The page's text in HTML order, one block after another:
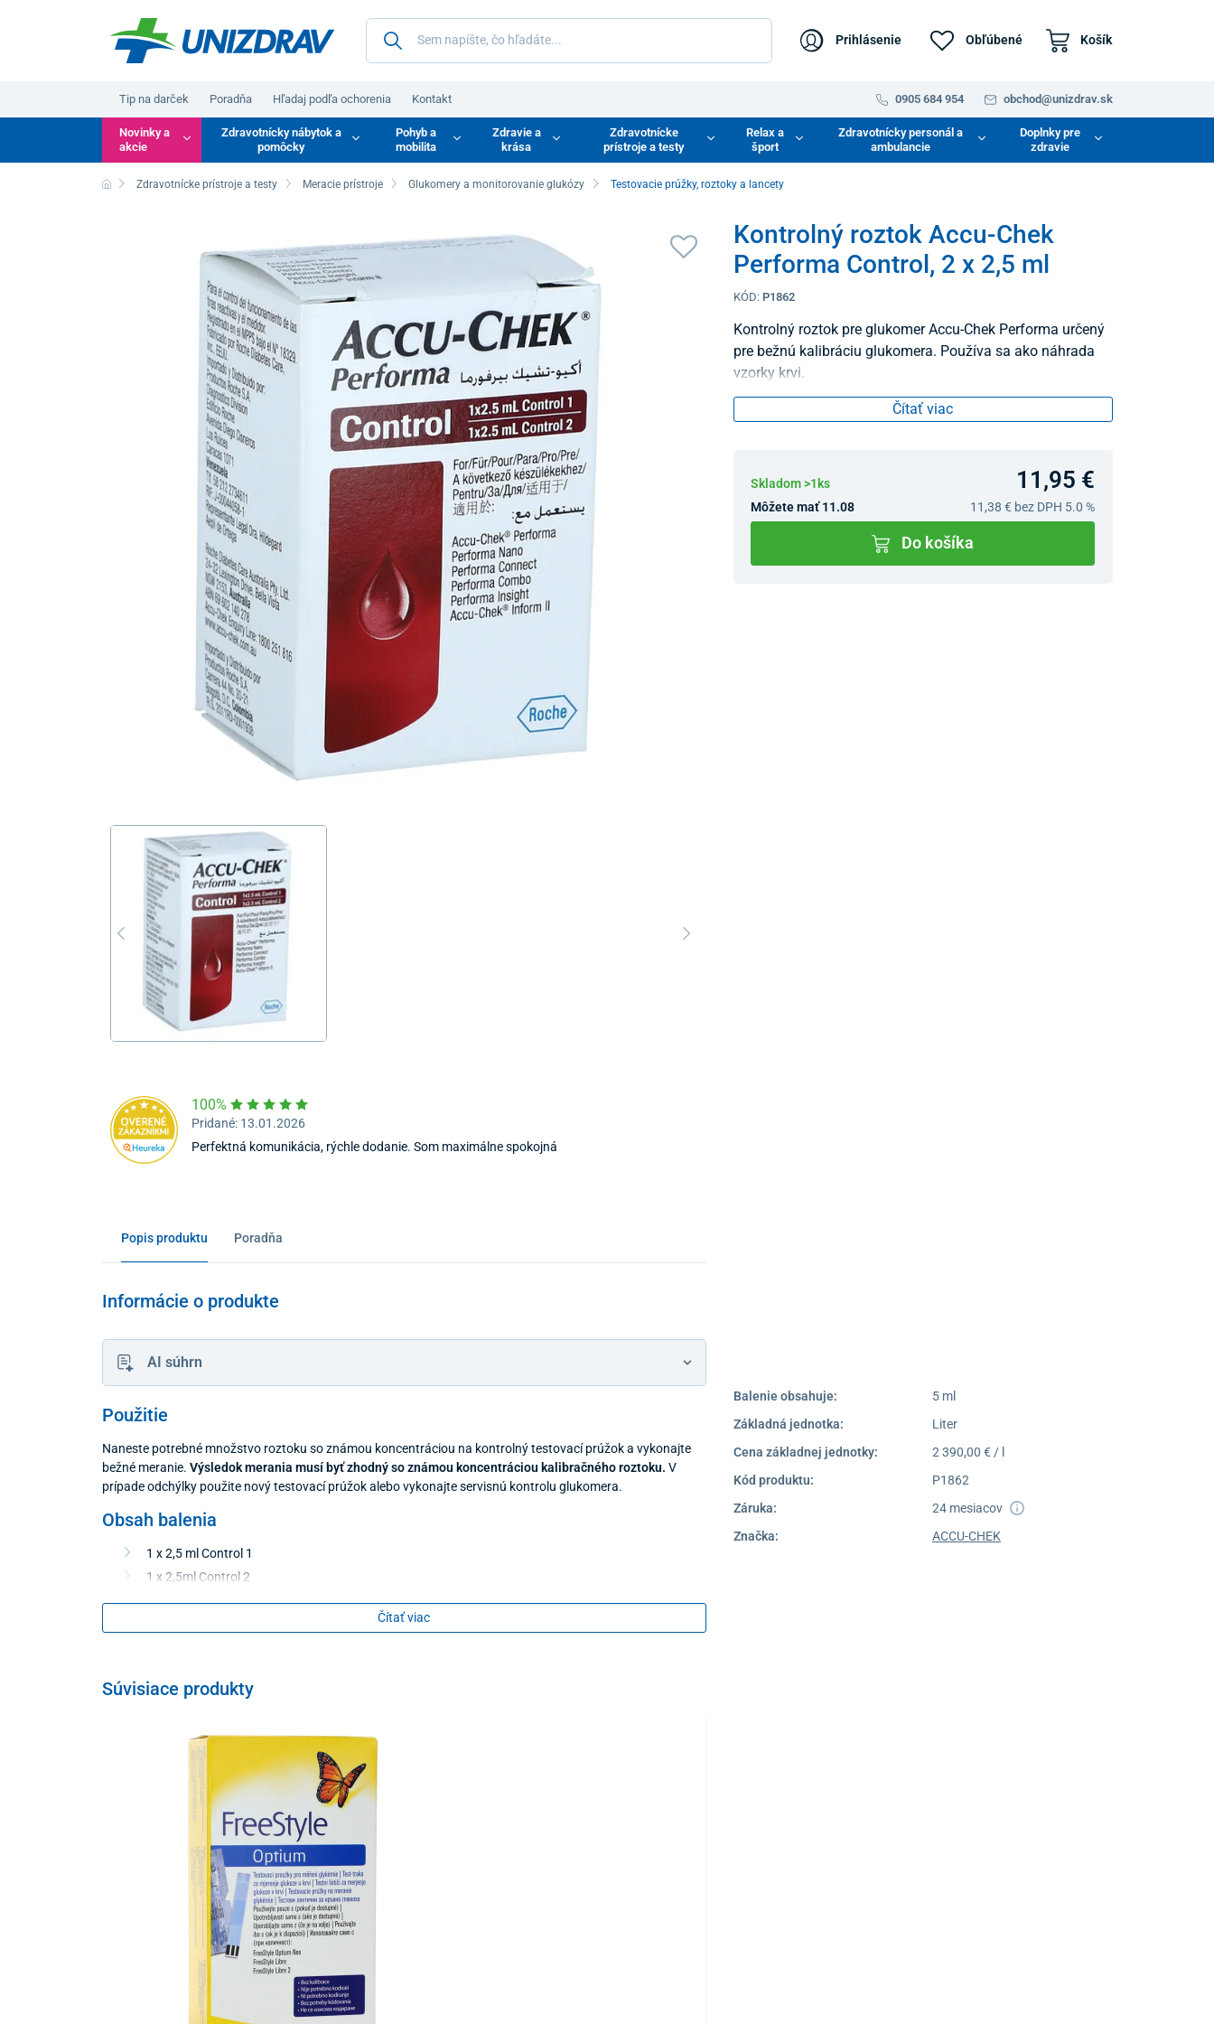
Prihlásenie Obľúbené Košík
Tip na darček Poradňa Hľadaj podľa ochorenia Kontakt 0905 684 954 obchod@unizdrav.sk
Novinky a
akcie
Zdravotnícky nábytok a
pomôcky
Pohyb a
mobilita
Zdravie a
krása
Zdravotnícke
prístroje a testy
Relax a
šport
Zdravotnícky personál a
ambulancie
Doplnky pre
zdravie
Zdravotnícke prístroje a testy Meracie prístroje Glukomery a monitorovanie glukózy Testovacie prúžky, roztoky a lancety
Kontrolný roztok Accu-Chek
Performa Control, 2 x 2,5 ml
KÓD: P1862
Kontrolný roztok pre glukomer Accu-Chek Performa určený
pre bežnú kalibráciu glukomera. Používa sa ako náhrada
vzorky krvi.
Čítať viac
Skladom >1ks 11,95 €
Môžete mať 11.08 11,38 € bez DPH 5.0 %
Do košíka
Balenie obsahuje:
5 ml
Základná jednotka:
Liter
Cena základnej jednotky:
2 390,00 € / l
Kód produktu:
P1862
Záruka:
24 mesiacov
Značka:
ACCU-CHEK
100%
Pridané: 13.01.2026
Perfektná komunikácia, rýchle dodanie. Som maximálne spokojná
Popis produktu Poradňa
Informácie o produkte
AI súhrn
Použitie
Naneste potrebné množstvo roztoku so známou koncentráciou na kontrolný testovací prúžok a vykonajte
bežné meranie. Výsledok merania musí byť zhodný so známou koncentráciou kalibračného roztoku. V
prípade odchýlky použite nový testovací prúžok alebo vykonajte servisnú kontrolu glukomera.
Obsah balenia
1 x 2,5 ml Control 1
1 x 2,5ml Control 2
Čítať viac
Súvisiace produkty